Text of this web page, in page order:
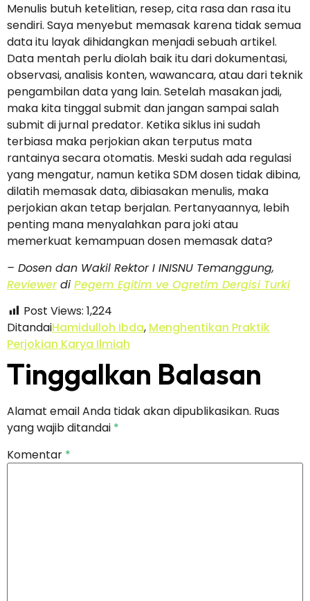
Menulis butuh ketelitian, resep, cita rasa dan rasa itu
sendiri. Saya menyebut memasak karena tidak semua
data itu layak dihidangkan menjadi sebuah artikel.
Data mentah perlu diolah baik itu dari dokumentasi,
observasi, analisis konten, wawancara, atau dari teknik
pengambilan data yang lain. Setelah masakan jadi,
maka kita tinggal submit dan jangan sampai salah
submit di jurnal predator. Ketika siklus ini sudah
terbiasa maka perjokian akan terputus mata
rantainya secara otomatis. Meski sudah ada regulasi
yang mengatur, namun ketika SDM dosen tidak dibina,
dilatih memasak data, dibiasakan menulis, maka
perjokian akan tetap berjalan. Pertanyaannya, lebih
penting mana menyalahkan para joki atau
memerkuat kemampuan dosen memasak data?
– Dosen dan Wakil Rektor I INISNU Temanggung,
Reviewerdi Pegem Egitim ve Ogretim Dergisi Turki
Post Views: 1,224
DitandaiHamidulloh Ibda, Menghentikan Praktik
Perjokian Karya Ilmiah
Tinggalkan Balasan
Alamat email Anda tidak akan dipublikasikan. Ruas
yang wajib ditandai *
Komentar *